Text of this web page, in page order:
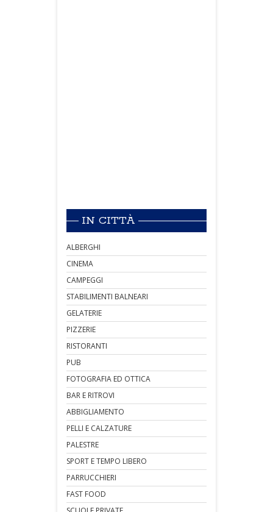
IN CITTÀ
ALBERGHI
CINEMA
CAMPEGGI
STABILIMENTI BALNEARI
GELATERIE
PIZZERIE
RISTORANTI
PUB
FOTOGRAFIA ED OTTICA
BAR E RITROVI
ABBIGLIAMENTO
PELLI E CALZATURE
PALESTRE
SPORT E TEMPO LIBERO
PARRUCCHIERI
FAST FOOD